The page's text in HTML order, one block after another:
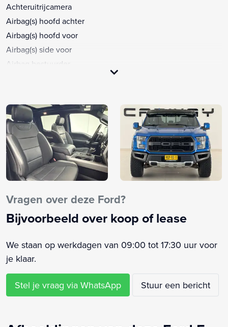
Achteruitrijcamera
Airbag(s) hoofd achter
Airbag(s) hoofd voor
Airbag(s) side voor
Airbag bestuurder
Airco (automatisch)
Airco met elektronische regeling
Alarm klasse 1(startblokkering)
Alarmsysteem
Android Auto
Anti Blokkeer Systeem
Apple CarPlay
Armsteun
Armsteun voor
Audio installatie
Bandenspanningscontrolesysteem
Binnenspiegel automatisch dimmend
Vragen over deze Ford?
Bijvoorbeeld over koop of lease
We staan op werkdagen van 09:00 tot 17:30 uur voor
je klaar.
Stel je vraag via WhatsApp Stuur een bericht